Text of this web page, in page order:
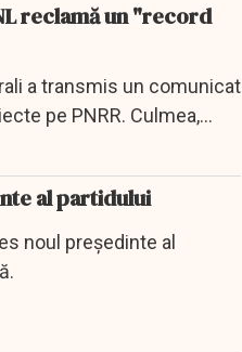
reclamă un "record
a transmis un comunicat
pe PNRR. Culmea,
al partidului
noul preşedinte al